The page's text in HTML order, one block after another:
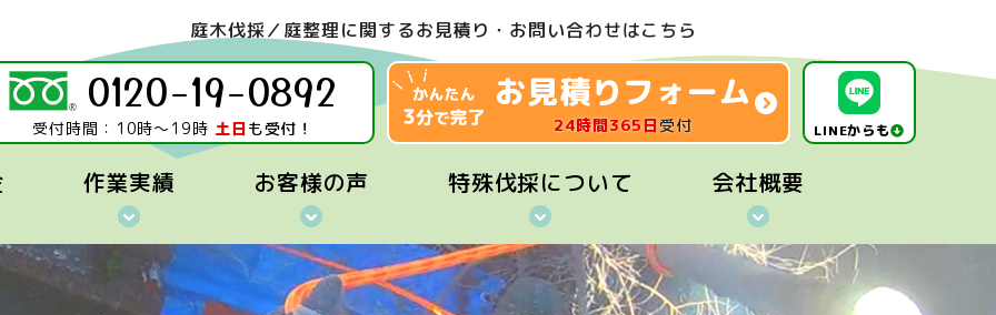
庭木伐採／庭整理に関するお見積り・お問い合わせはこちら
0120-19-0892
受付時間：10時～19時 土日も受付！
お見積りフォーム
24時間365日受付 LINEからも
作業実績 お客様の声 特殊伐採について 会社概要